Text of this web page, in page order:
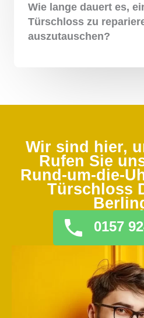
Wie lange dauert es,
Türschloss zu
auszutauschen?
Wir sind hier,
Rufen Sie
Rund-um-die-
Türschloss
0157